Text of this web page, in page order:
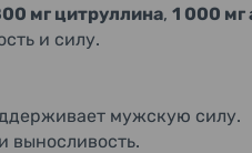
мг цитруллина, 1 000 мг
и силу.
мужскую силу.
выносливость.